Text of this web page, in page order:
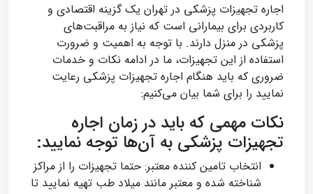
اجاره تجهیزات پزشکی در تهران یک گزینه اقتصادی و
کاربردی برای بیمارانی است که نیاز به مراقبت‌های
پزشکی در منزل دارند. با توجه به اهمیت و ضرورت
استفاده از این تجهیزات، ما در ادامه نکات و خدمات
ضروری که باید هنگام اجاره تجهیزات پزشکی رعایت
نمایید را برای شما بیان می‌کنیم:
نکات مهمی که باید در زمان اجاره
تجهیزات پزشکی به آن‌ها توجه نمایید:
انتخاب تامین کننده معتبر: حتما تجهیزات را از مراکز
شناخته شده و معتبر مانند میلاد طب تهیه نمایید تا